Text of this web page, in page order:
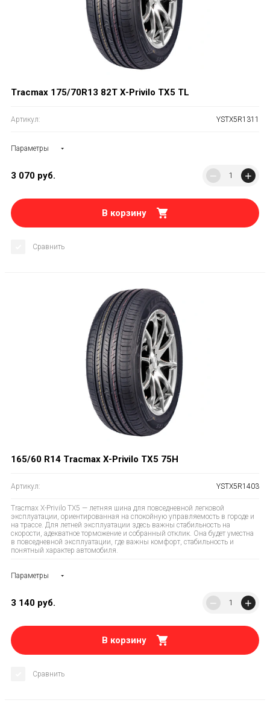
Tracmax 175/70R13 82T X-Privilo TX5 TL
Артикул: YSTX5R1311
Параметры
3 070 руб. − +
В корзину
Сравнить
165/60 R14 Tracmax X-Privilo TX5 75H
Артикул: YSTX5R1403
Tracmax X-Privilo TX5 — летняя шина для повседневной легковой
эксплуатации, ориентированная на спокойную управляемость в городе и
на трассе. Для летней эксплуатации здесь важны стабильность на
скорости, адекватное торможение и собранный отклик. Она будет уместна
в повседневной эксплуатации, где важны комфорт, стабильность и
понятный характер автомобиля.
Параметры
3 140 руб. − +
В корзину
Сравнить